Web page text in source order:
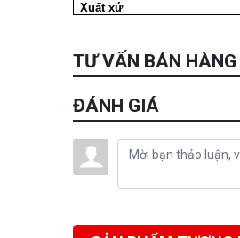
Xuất xứ
TƯ VẤN BÁN
ĐÁNH GIÁ